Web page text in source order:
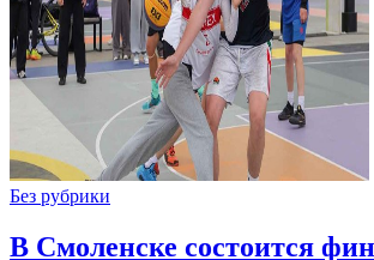
Без рубрики
В Смоленске состоится